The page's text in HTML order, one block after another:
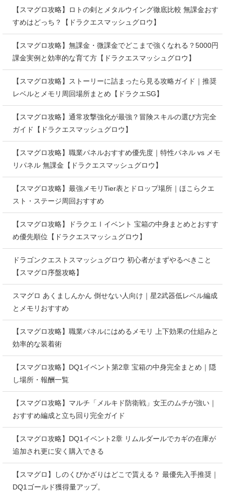
【スマグロ攻略】ロトの剣とメタルウイング徹底比較 無課金おす
すめはどっち？【ドラクエスマッシュグロウ】
【スマグロ攻略】無課金・微課金でどこまで強くなれる？5000円
課金実例と効率的な育て方【ドラクエスマッシュグロウ】
【スマグロ攻略】ストーリーに詰まったら見る攻略ガイド｜推奨
レベルとメモリ周回場所まとめ【ドラクエSG】
【スマグロ攻略】通常攻撃強化が最強？冒険スキルの選び方完全
ガイド【ドラクエスマッシュグロウ】
【スマグロ攻略】職業パネルおすすめ優先度｜特性パネル vs メモ
リパネル 無課金【ドラクエスマッシュグロウ】
【スマグロ攻略】最強メモリTier表とドロップ場所｜ほこらクエ
スト・ステージ周回おすすめ
【スマグロ攻略】ドラクエⅠイベント 宝箱の中身まとめとおすす
め優先順位【ドラクエスマッシュグロウ】
ドラゴンクエストスマッシュグロウ 初心者がまずやるべきこと
【スマグロ序盤攻略】
スマグロ あくましんかん 倒せない人向け｜星2武器低レベル編成
とメモリおすすめ
【スマグロ攻略】職業パネルにはめるメモリ 上下効果の仕組みと
効率的な装着術
【スマグロ攻略】DQ1イベント第2章 宝箱の中身完全まとめ｜隠
し場所・報酬一覧
【スマグロ攻略】マルチ「メルキド防衛戦」女王のムチが強い｜
おすすめ編成と立ち回り完全ガイド
【スマグロ攻略】DQ1イベント2章 リムルダールでカギの在庫が
追加され更に安く購入できる
【スマグロ】しのくびかざりはどこで貰える？ 最優先入手推奨｜
DQ1ゴールド獲得量アップ。